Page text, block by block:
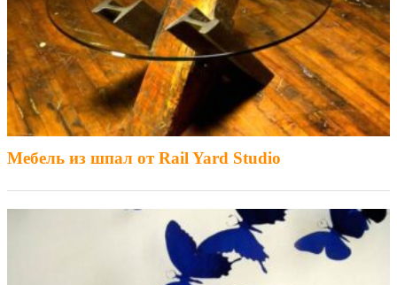
Мебель из шпал от Rail Yard Studio